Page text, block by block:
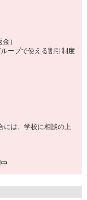
）
ープで使える割引制度
は、学校に相談の上